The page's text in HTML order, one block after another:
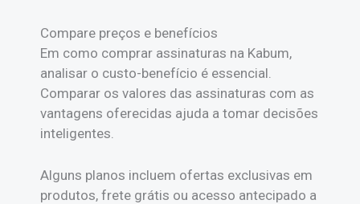
Compare preços e benefícios
Em como comprar assinaturas na Kabum,
analisar o custo-benefício é essencial.
Comparar os valores das assinaturas com as
vantagens oferecidas ajuda a tomar decisões
inteligentes.
Alguns planos incluem ofertas exclusivas em
produtos, frete grátis ou acesso antecipado a